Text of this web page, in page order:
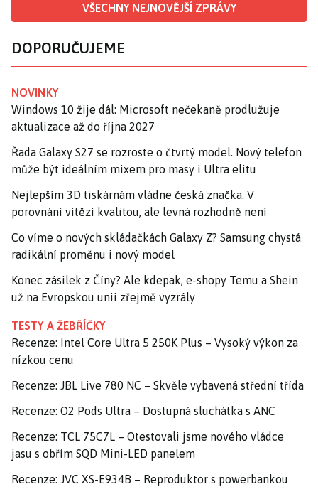
VŠECHNY NEJNOVĚJŠÍ ZPRÁVY
DOPORUČUJEME
NOVINKY
Windows 10 žije dál: Microsoft nečekaně prodlužuje
aktualizace až do října 2027
Řada Galaxy S27 se rozroste o čtvrtý model. Nový telefon
může být ideálním mixem pro masy i Ultra elitu
Nejlepším 3D tiskárnám vládne česká značka. V
porovnání vítězí kvalitou, ale levná rozhodně není
Co víme o nových skládačkách Galaxy Z? Samsung chystá
radikální proměnu i nový model
Konec zásilek z Číny? Ale kdepak, e-shopy Temu a Shein
už na Evropskou unii zřejmě vyzrály
TESTY A ŽEBŘÍČKY
Recenze: Intel Core Ultra 5 250K Plus – Vysoký výkon za
nízkou cenu
Recenze: JBL Live 780 NC – Skvěle vybavená střední třída
Recenze: O2 Pods Ultra – Dostupná sluchátka s ANC
Recenze: TCL 75C7L – Otestovali jsme nového vládce
jasu s obřím SQD Mini-LED panelem
Recenze: JVC XS-E934B – Reproduktor s powerbankou